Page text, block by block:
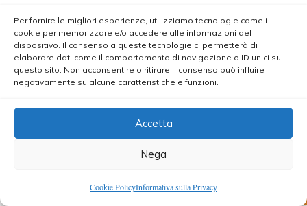
Per fornire le migliori esperienze, utilizziamo tecnologie come i
cookie per memorizzare e/o accedere alle informazioni del
dispositivo. Il consenso a queste tecnologie ci permetterà di
elaborare dati come il comportamento di navigazione o ID unici su
questo sito. Non acconsentire o ritirare il consenso può influire
negativamente su alcune caratteristiche e funzioni.
Accetta
Nega
Cookie PolicyInformativa sulla Privacy
Quell’esperienza mi tocco’ molto, ma non mi
aiutò a risolvere i problemi concreti….anzi
mi condizionò rendendomi più vulnerabile,
tanto che pensai che chi è più spirituale in
l’altra guancia, mi mostrai più debole agli
qualche modo più forti e infierirono